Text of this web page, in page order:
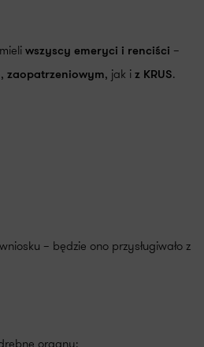
wszyscy emeryci i renciści –
, zaopatrzeniowym, jak i z KRUS.
– będzie ono przysługiwało z